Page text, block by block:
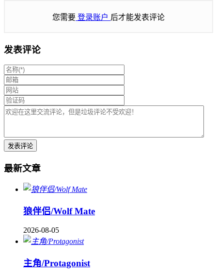
您需要 登录账户 后才能发表评论
发表评论
最新文章
狼伴侣/Wolf Mate
2026-08-05
主角/Protagonist